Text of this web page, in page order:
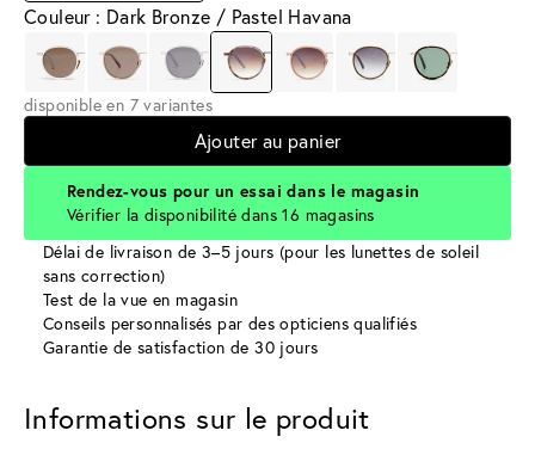
Couleur : Dark Bronze / Pastel Havana
disponible en 7 variantes
Ajouter au panier
Rendez-vous pour un essai dans le magasin
Vérifier la disponibilité dans 16 magasins
Délai de livraison de 3–5 jours (pour les lunettes de soleil
sans correction)
Test de la vue en magasin
Conseils personnalisés par des opticiens qualifiés
Garantie de satisfaction de 30 jours
Informations sur le produit